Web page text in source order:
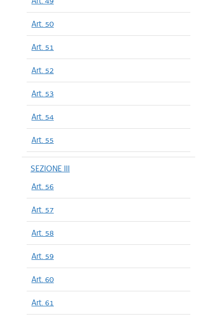
Art. 50
Art. 51
Art. 52
Art. 53
Art. 54
Art. 55
SEZIONE III
Art. 56
Art. 57
Art. 58
Art. 59
Art. 60
Art. 61